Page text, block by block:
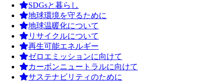
SDGsと暮らし
地球環境を守るために
地球温暖化について
リサイクルについて
再生可能エネルギー
ゼロエミッションに向けて
カーボンニュートラルに向けて
サステナビリティのために